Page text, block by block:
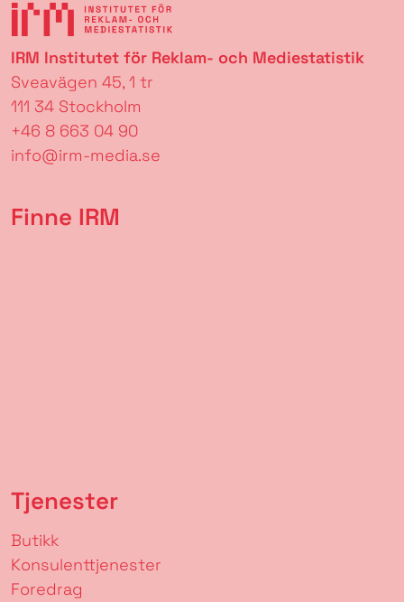
IRM Institutet för Reklam- och Mediestatistik
Sveavägen 45, 1 tr
111 34 Stockholm
+46 8 663 04 90
info@irm-media.se
Finne IRM
Tjenester
Butikk
Konsulenttjenester
Foredrag